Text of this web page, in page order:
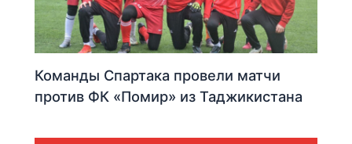
Команды Спартака провели матчи
против ФК «Помир» из Таджикистана